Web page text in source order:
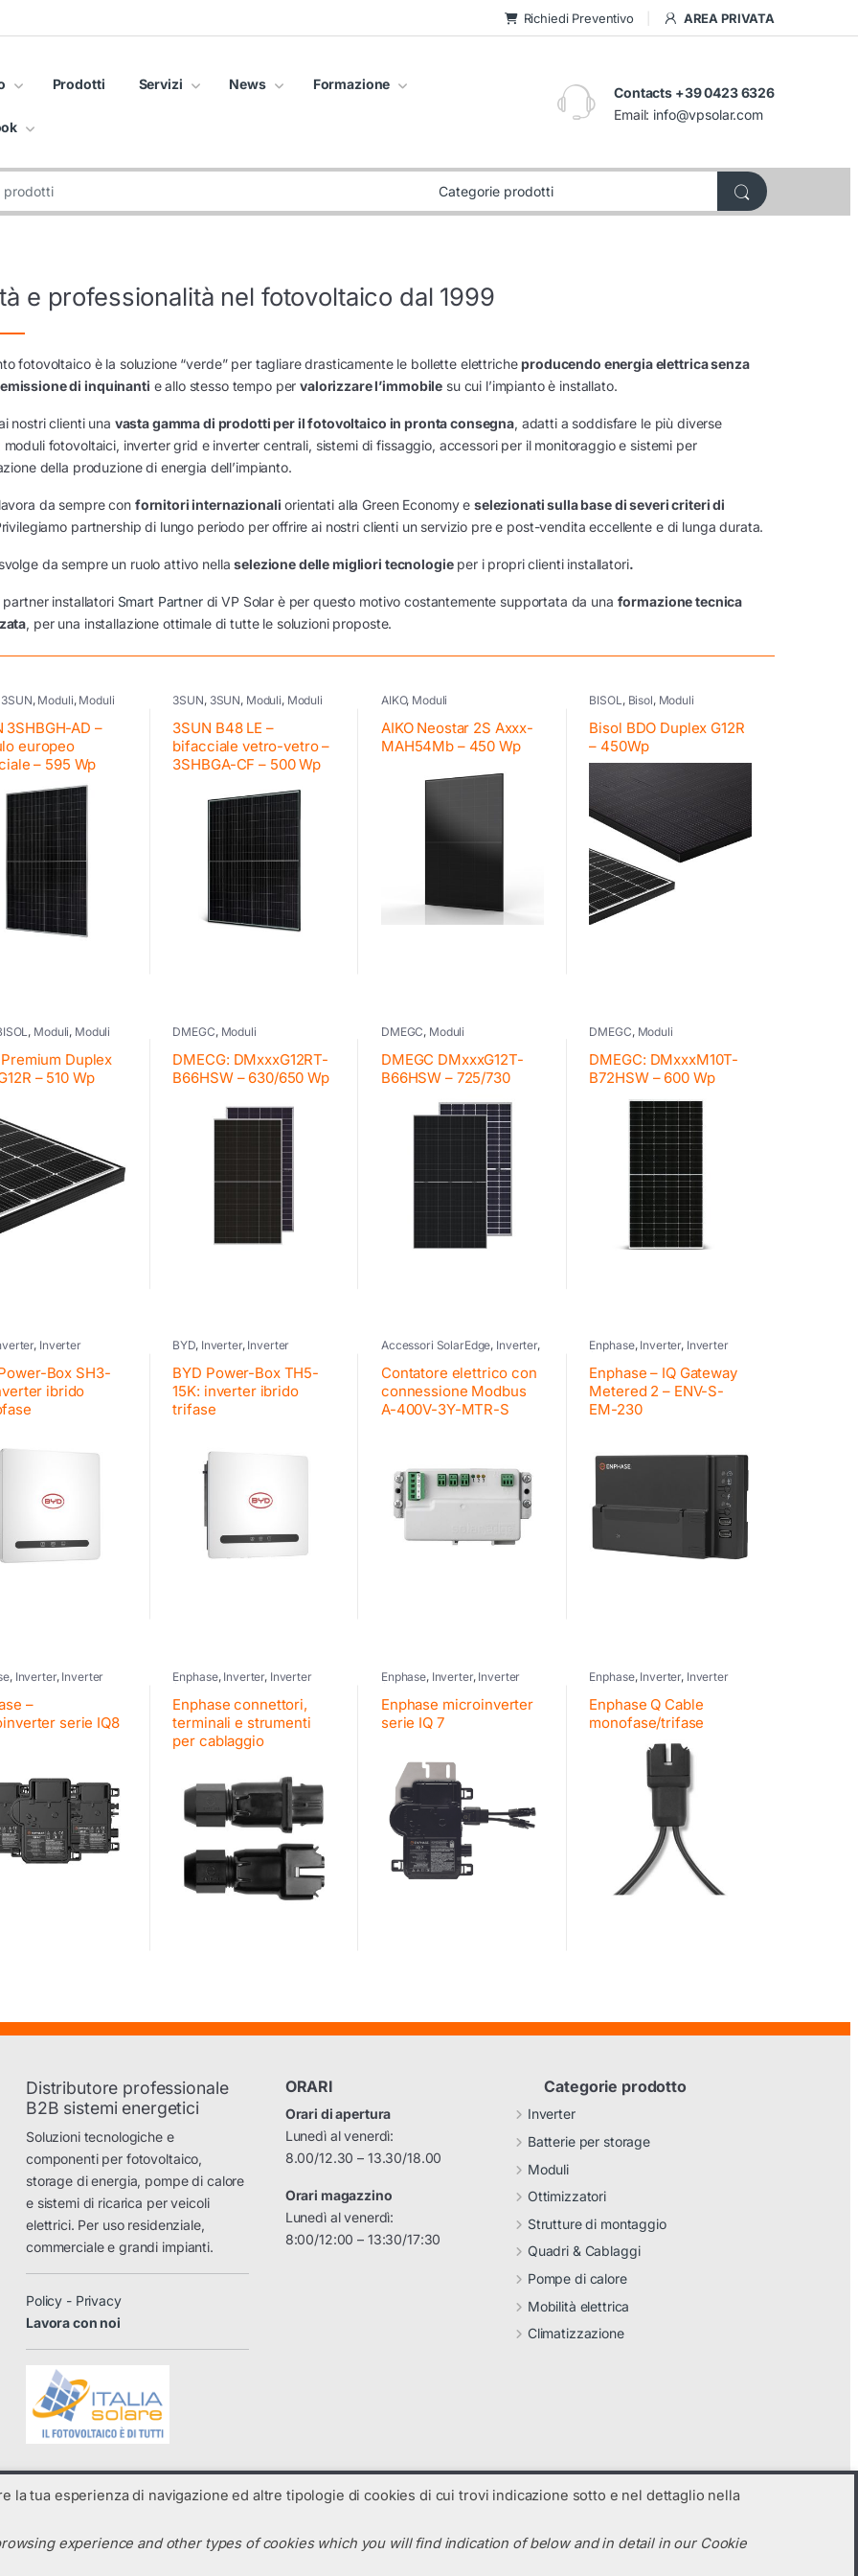
Richiedi Preventivo AREA PRIVATA
Prodotti Servizi News Formazione
Contacts +39 0423 6326
Email: info@vpsolar.com
e professionalità nel fotovoltaico dal 1999
fotovoltaico è la soluzione “verde” per tagliare drasticamente le bollette elettricheproducendo energia elettrica senza
di inquinanti e allo stesso tempo pervalorizzare l’immobile su cui l’impianto è installato.
nostri clienti una vasta gamma di prodotti per il fotovoltaico in pronta consegna, adatti a soddisfare le più diverse
moduli fotovoltaici, inverter grid e inverter centrali, sistemi di fissaggio, accessori per il monitoraggio e sistemi per
della produzione di energia dell’impianto.
da sempre con fornitori internazionali orientati alla Green Economy e selezionati sulla base di severi criteri di
partnership di lungo periodo per offrire ai nostri clienti un servizio pre e post-vendita eccellente e di lunga durata.
da sempre un ruolo attivo nellaselezione delle migliori tecnologieper i propri clienti installatori.
partner installatori Smart Partnerdi VP Solar è per questo motivo costantemente supportata da una formazione tecnica
, per una installazione ottimale di tutte le soluzioni proposte.
3SUN, Moduli, Moduli
3SHBGH-AD –
europeo
– 595 Wp
3SUN, 3SUN, Moduli, Moduli
3SUN B48 LE –
bifacciale vetro-vetro –
3SHBGA-CF – 500 Wp
AIKO, Moduli
AIKO Neostar 2S Axxx-
MAH54Mb – 450 Wp
BISOL, Bisol, Moduli
Bisol BDO Duplex G12R
– 450Wp
, Moduli, Moduli
Duplex
– 510 Wp
DMEGC, Moduli
DMECG: DMxxxG12RT-
B66HSW – 630/650 Wp
DMEGC, Moduli
DMEGC DMxxxG12T-
B66HSW – 725/730
DMEGC, Moduli
DMEGC: DMxxxM10T-
B72HSW – 600 Wp
, Inverter
BYDBox SH3-
ibrido
BYD, Inverter, Inverter
fotovoltaico
BYD Power-Box TH5-
15K: inverter ibrido
trifase
Accessori SolarEdge, Inverter,
Contatore elettrico con
connessione Modbus
A-400V-3Y-MTR-S
Enphase, Inverter, Inverter
fotovoltaico
Enphase – IQ Gateway
Metered 2 – ENV-S-
EM-230
, Inverter, Inverter
–
serie IQ8
Enphase, Inverter, Inverter
fotovoltaico
Enphase connettori,
terminali e strumenti
per cablaggio
Enphase, Inverter, Inverter
fotovoltaico
Enphase microinverter
serie IQ 7
Enphase, Inverter, Inverter
fotovoltaico
Enphase Q Cable
monofase/trifase
Distributore professionale
B2B sistemi energetici
Soluzioni tecnologiche e
componenti per fotovoltaico,
storage di energia, pompe di calore
e sistemi di ricarica per veicoli
elettrici. Per uso residenziale,
commerciale e grandi impianti.
Policy - Privacy
Lavora con noi
ORARI
Orari di apertura
Lunedì al venerdì:
8.00/12.30 – 13.30/18.00
Orari magazzino
Lunedì al venerdì:
8:00/12:00 – 13:30/17:30
Categorie prodotto
Inverter
Batterie per storage
Moduli
Ottimizzatori
Strutture di montaggio
Quadri & Cablaggi
Pompe di calore
Mobilità elettrica
Climatizzazione
by Tadiran Group Ltd - All Rights Reserved
: TV-325238 - Codice SDI: C99UX54
la tua esperienza di navigazione ed altre tipologie di cookies di cui trovi indicazione sotto e nel dettaglio nella
experience and other types of cookies which you will find indication of below and in detail in our Cookie